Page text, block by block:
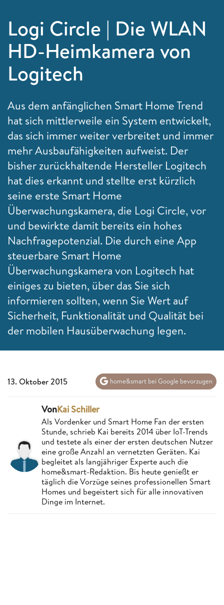
Logi Circle | Die WLAN
HD-Heimkamera von
Logitech
Aus dem anfänglichen Smart Home Trend
hat sich mittlerweile ein System entwickelt,
das sich immer weiter verbreitet und immer
mehr Ausbaufähigkeiten aufweist. Der
bisher zurückhaltende Hersteller Logitech
hat dies erkannt und stellte erst kürzlich
seine erste Smart Home
Überwachungskamera, die Logi Circle, vor
und bewirkte damit bereits ein hohes
Nachfragepotenzial. Die durch eine App
steuerbare Smart Home
Überwachungskamera von Logitech hat
einiges zu bieten, über das Sie sich
informieren sollten, wenn Sie Wert auf
Sicherheit, Funktionalität und Qualität bei
der mobilen Hausüberwachung legen.
13. Oktober 2015 home&smart bei Google bevorzugen
VonKai Schiller
Als Vordenker und Smart Home Fan der ersten
Stunde, schrieb Kai bereits 2014 über IoT-Trends
und testete als einer der ersten deutschen Nutzer
eine große Anzahl an vernetzten Geräten. Kai
begleitet als langjähriger Experte auch die
home&smart-Redaktion. Bis heute genießt er
täglich die Vorzüge seines professionellen Smart
Homes und begeistert sich für alle innovativen
Dinge im Internet.